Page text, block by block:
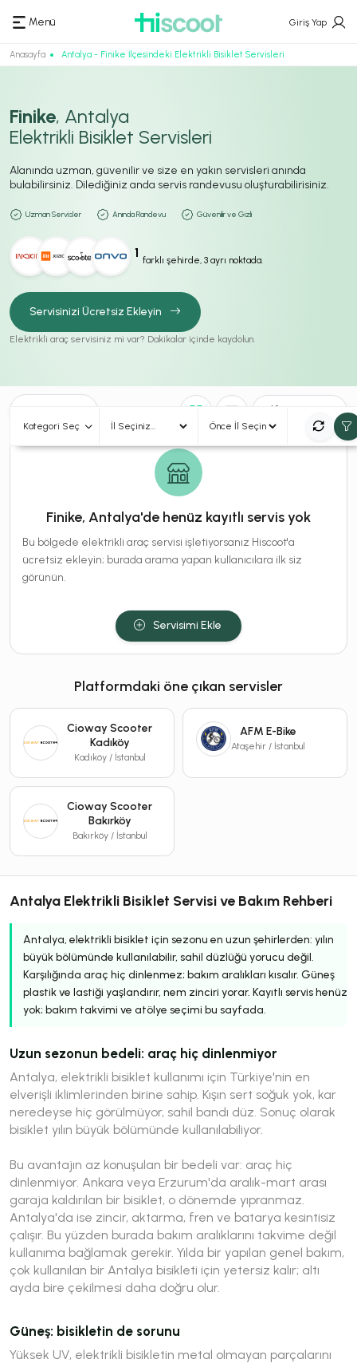
Menü Giriş Yap
Anasayfa Antalya - Finike İlçesindeki Elektrikli Bisiklet Servisleri
Finike, Antalya
Elektrikli Bisiklet Servisleri
Alanında uzman, güvenilir ve size en yakın servisleri anında
bulabilirsiniz. Dilediğiniz anda servis randevusu oluşturabilirisiniz.
Uzman Servisler Anında Randevu Güvenilir ve Gizli
1 farklı şehirde, 3 ayrı noktada.
Servisinizi Ücretsiz Ekleyin
Elektrikli araç servisiniz mi var? Dakikalar içinde kaydolun.
Kategori Seç
Finike, Antalya'de henüz kayıtlı servis yok
Bu bölgede elektrikli araç servisi işletiyorsanız Hiscoot'a
ücretsiz ekleyin; burada arama yapan kullanıcılara ilk siz
görünün.
Servisimi Ekle
Platformdaki öne çıkan servisler
Cioway Scooter
Kadıköy
Kadıköy / İstanbul
AFM E-Bike
Ataşehir / İstanbul
Cioway Scooter
Bakırköy
Bakırköy / İstanbul
Antalya Elektrikli Bisiklet Servisi ve Bakım Rehberi
Antalya, elektrikli bisiklet için sezonu en uzun şehirlerden: yılın
büyük bölümünde kullanılabilir, sahil düzlüğü yorucu değil.
Karşılığında araç hiç dinlenmez; bakım aralıkları kısalır. Güneş
plastik ve lastiği yaşlandırır, nem zinciri yorar. Kayıtlı servis henüz
yok; bakım takvimi ve atölye seçimi bu sayfada.
Uzun sezonun bedeli: araç hiç dinlenmiyor
Antalya, elektrikli bisiklet kullanımı için Türkiye'nin en
elverişli iklimlerinden birine sahip. Kışın sert soğuk yok, kar
neredeyse hiç görülmüyor, sahil bandı düz. Sonuç olarak
bisiklet yılın büyük bölümünde kullanılabiliyor.
Bu avantajın az konuşulan bir bedeli var: araç hiç
dinlenmiyor. Ankara veya Erzurum'da aralık-mart arası
garaja kaldırılan bir bisiklet, o dönemde yıpranmaz.
Antalya'da ise zincir, aktarma, fren ve batarya kesintisiz
çalışır. Bu yüzden burada bakım aralıklarını takvime değil
kullanıma bağlamak gerekir. Yılda bir yapılan genel bakım,
çok kullanılan bir Antalya bisikleti için yetersiz kalır; altı
ayda bire çekilmesi daha doğru olur.
Güneş: bisikletin de sorunu
Yüksek UV, elektrikli bisikletin metal olmayan parçalarını